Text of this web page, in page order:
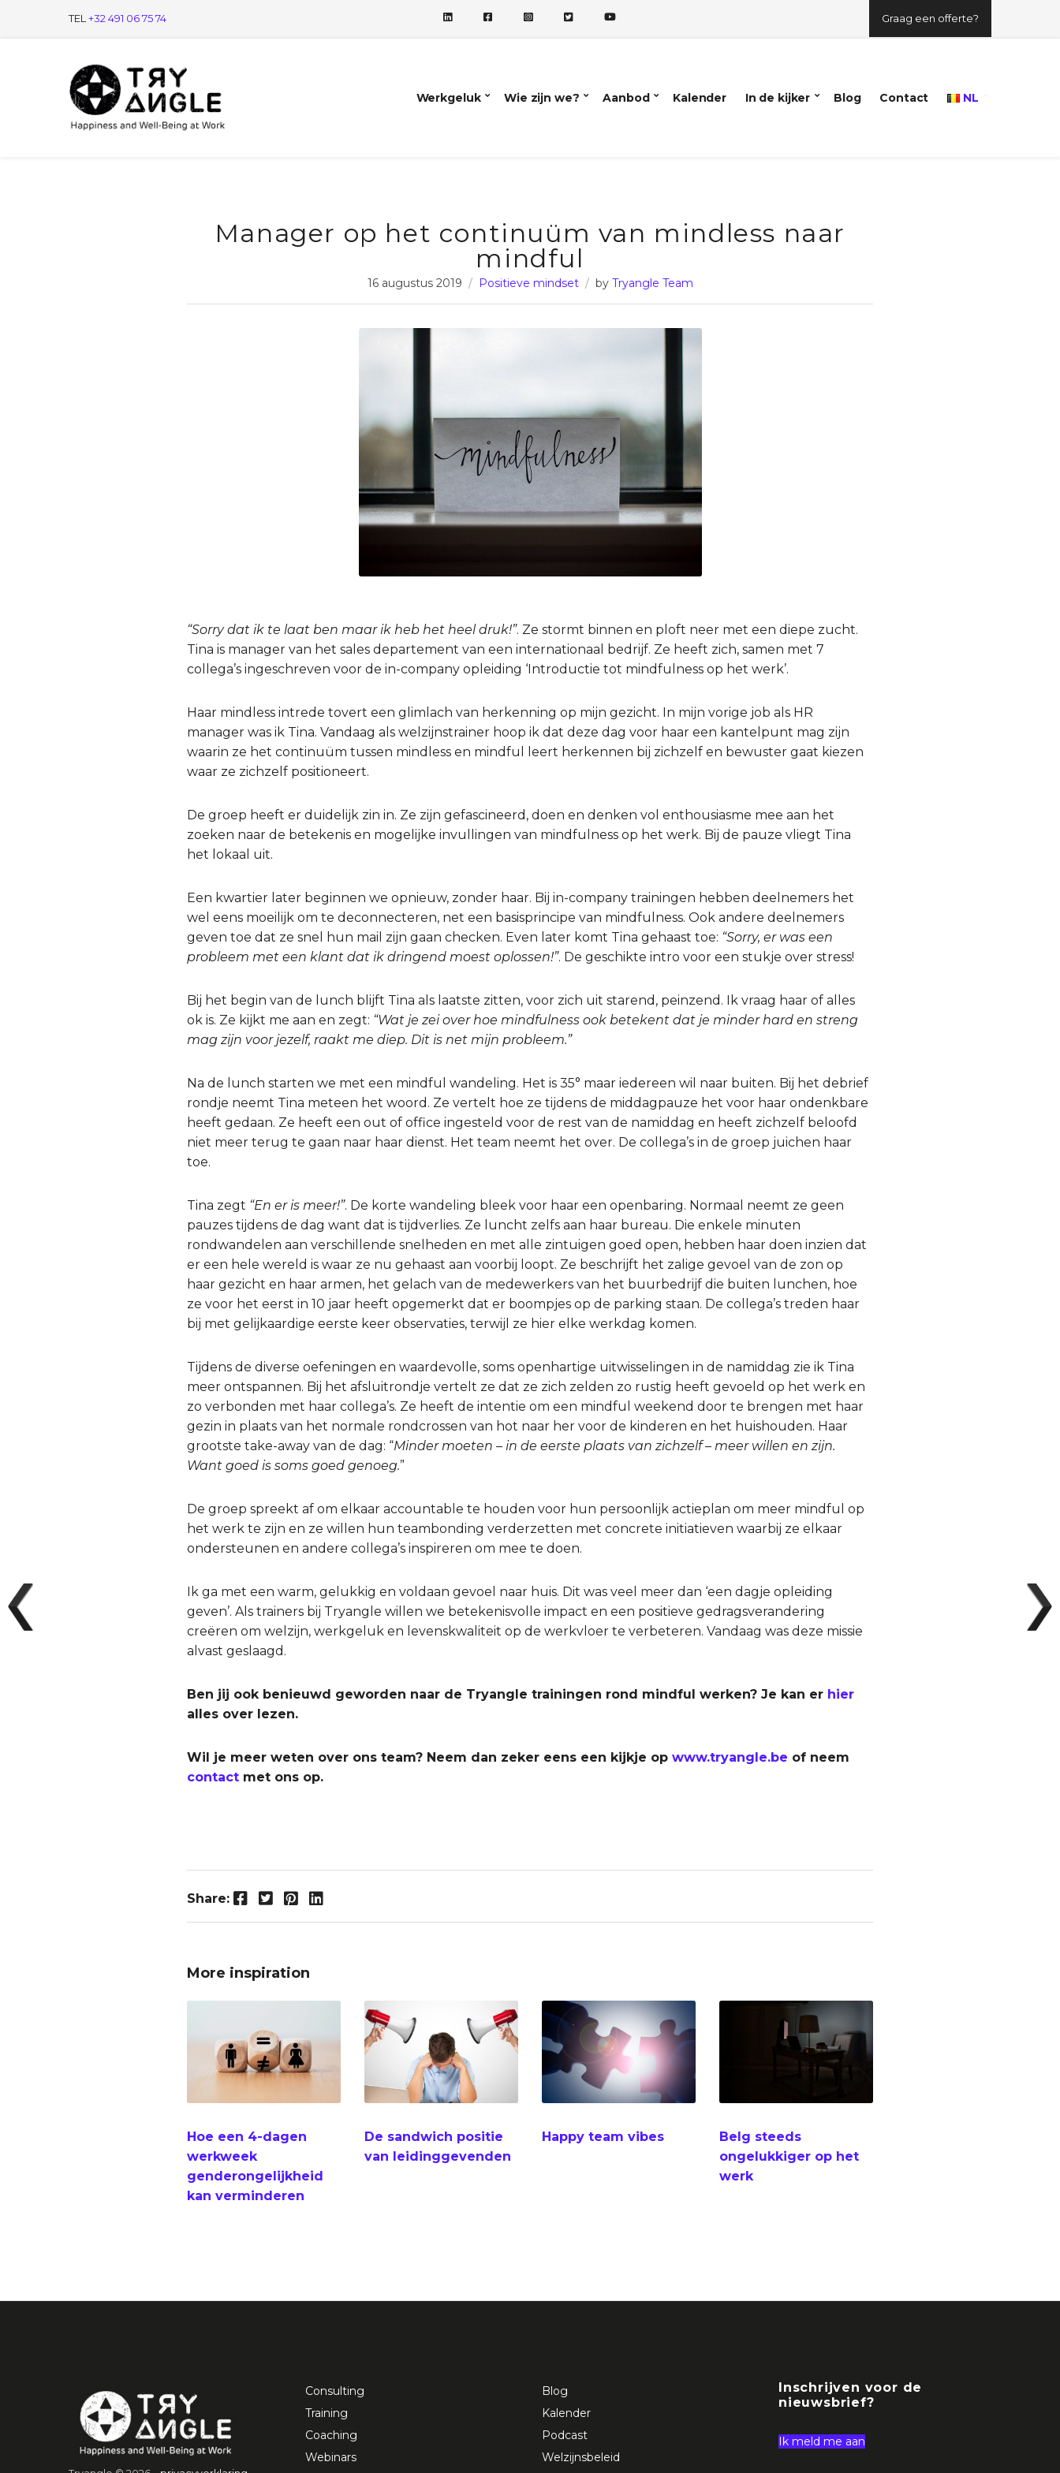
TEL +32 491 06 75 74 Graag een offerte?
Werkgeluk Wie zijn we? Aanbod Kalender In de kijker Blog Contact NL
Manager op het continuüm van mindless naar
mindful
16 augustus 2019 Positieve mindset by Tryangle Team
“Sorry dat ik te laat ben maar ik heb het heel druk!”. Ze stormt binnen en ploft neer met een diepe zucht.
Tina is manager van het sales departement van een internationaal bedrijf. Ze heeft zich, samen met 7
collega’s ingeschreven voor de in-company opleiding ‘Introductie tot mindfulness op het werk’.
Haar mindless intrede tovert een glimlach van herkenning op mijn gezicht. In mijn vorige job als HR
manager was ik Tina. Vandaag als welzijnstrainer hoop ik dat deze dag voor haar een kantelpunt mag zijn
waarin ze het continuüm tussen mindless en mindful leert herkennen bij zichzelf en bewuster gaat kiezen
waar ze zichzelf positioneert.
De groep heeft er duidelijk zin in. Ze zijn gefascineerd, doen en denken vol enthousiasme mee aan het
zoeken naar de betekenis en mogelijke invullingen van mindfulness op het werk. Bij de pauze vliegt Tina
het lokaal uit.
Een kwartier later beginnen we opnieuw, zonder haar. Bij in-company trainingen hebben deelnemers het
wel eens moeilijk om te deconnecteren, net een basisprincipe van mindfulness. Ook andere deelnemers
geven toe dat ze snel hun mail zijn gaan checken. Even later komt Tina gehaast toe: “Sorry, er was een
probleem met een klant dat ik dringend moest oplossen!”. De geschikte intro voor een stukje over stress!
Bij het begin van de lunch blijft Tina als laatste zitten, voor zich uit starend, peinzend. Ik vraag haar of alles
ok is. Ze kijkt me aan en zegt: “Wat je zei over hoe mindfulness ook betekent dat je minder hard en streng
mag zijn voor jezelf, raakt me diep. Dit is net mijn probleem.”
Na de lunch starten we met een mindful wandeling. Het is 35° maar iedereen wil naar buiten. Bij het debrief
rondje neemt Tina meteen het woord. Ze vertelt hoe ze tijdens de middagpauze het voor haar ondenkbare
heeft gedaan. Ze heeft een out of office ingesteld voor de rest van de namiddag en heeft zichzelf beloofd
niet meer terug te gaan naar haar dienst. Het team neemt het over. De collega’s in de groep juichen haar
toe.
Tina zegt “En er is meer!”. De korte wandeling bleek voor haar een openbaring. Normaal neemt ze geen
pauzes tijdens de dag want dat is tijdverlies. Ze luncht zelfs aan haar bureau. Die enkele minuten
rondwandelen aan verschillende snelheden en met alle zintuigen goed open, hebben haar doen inzien dat
er een hele wereld is waar ze nu gehaast aan voorbij loopt. Ze beschrijft het zalige gevoel van de zon op
haar gezicht en haar armen, het gelach van de medewerkers van het buurbedrijf die buiten lunchen, hoe
ze voor het eerst in 10 jaar heeft opgemerkt dat er boompjes op de parking staan. De collega’s treden haar
bij met gelijkaardige eerste keer observaties, terwijl ze hier elke werkdag komen.
Tijdens de diverse oefeningen en waardevolle, soms openhartige uitwisselingen in de namiddag zie ik Tina
meer ontspannen. Bij het afsluitrondje vertelt ze dat ze zich zelden zo rustig heeft gevoeld op het werk en
zo verbonden met haar collega’s. Ze heeft de intentie om een mindful weekend door te brengen met haar
gezin in plaats van het normale rondcrossen van hot naar her voor de kinderen en het huishouden. Haar
grootste take-away van de dag: “Minder moeten – in de eerste plaats van zichzelf – meer willen en zijn.
Want goed is soms goed genoeg.”
De groep spreekt af om elkaar accountable te houden voor hun persoonlijk actieplan om meer mindful op
het werk te zijn en ze willen hun teambonding verderzetten met concrete initiatieven waarbij ze elkaar
ondersteunen en andere collega’s inspireren om mee te doen.
Ik ga met een warm, gelukkig en voldaan gevoel naar huis. Dit was veel meer dan ‘een dagje opleiding
geven’. Als trainers bij Tryangle willen we betekenisvolle impact en een positieve gedragsverandering
creëren om welzijn, werkgeluk en levenskwaliteit op de werkvloer te verbeteren. Vandaag was deze missie
alvast geslaagd.
Ben jij ook benieuwd geworden naar de Tryangle trainingen rond mindful werken? Je kan er hier
alles over lezen.
Wil je meer weten over ons team? Neem dan zeker eens een kijkje op www.tryangle.be of neem
contact met ons op.
Share: Facebook Twitter Pinterest LinkedIn
More inspiration
Hoe een 4-dagen
werkweek
genderongelijkheid
kan verminderen
De sandwich positie
van leidinggevenden
Happy team vibes
Belg steeds
ongelukkiger op het
werk
Consulting
Training
Coaching
Webinars
Blog
Kalender
Podcast
Welzijnsbeleid
Inschrijven voor de
nieuwsbrief?
Ik meld me aan